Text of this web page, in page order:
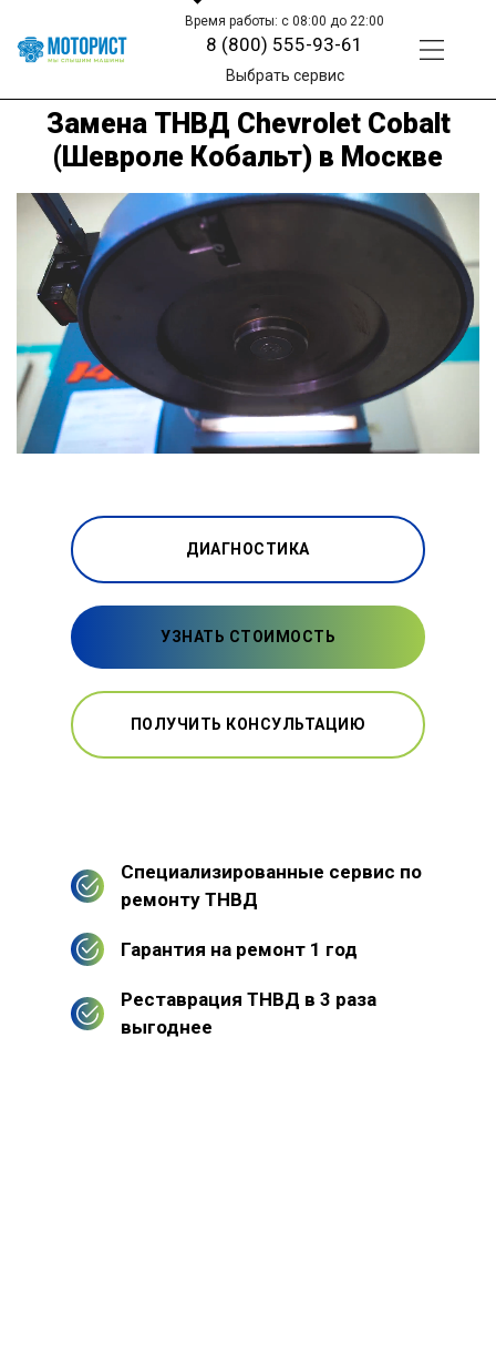
Время работы: с 08:00 до 22:00
8 (800) 555-93-61
Выбрать сервис
Замена ТНВД Chevrolet Cobalt
(Шевроле Кобальт) в Москве
ДИАГНОСТИКА
УЗНАТЬ СТОИМОСТЬ
ПОЛУЧИТЬ КОНСУЛЬТАЦИЮ
Специализированные сервис по
ремонту ТНВД
Гарантия на ремонт 1 год
Реставрация ТНВД в 3 раза
выгоднее